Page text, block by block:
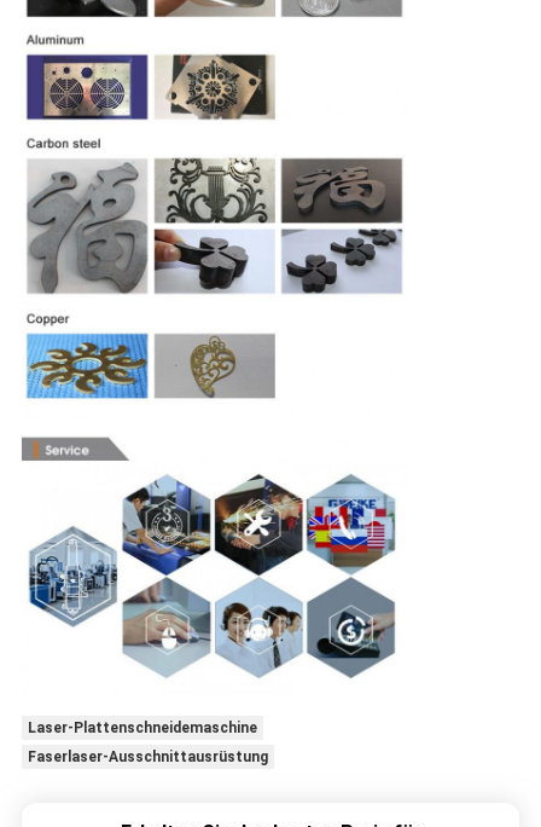
Laser-Plattenschneidemaschine
Faserlaser-Ausschnittausrüstung